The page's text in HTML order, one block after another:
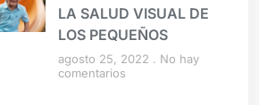
LA SALUD VISUAL DE
LOS PEQUEÑOS
agosto 25, 2022
No hay
comentarios